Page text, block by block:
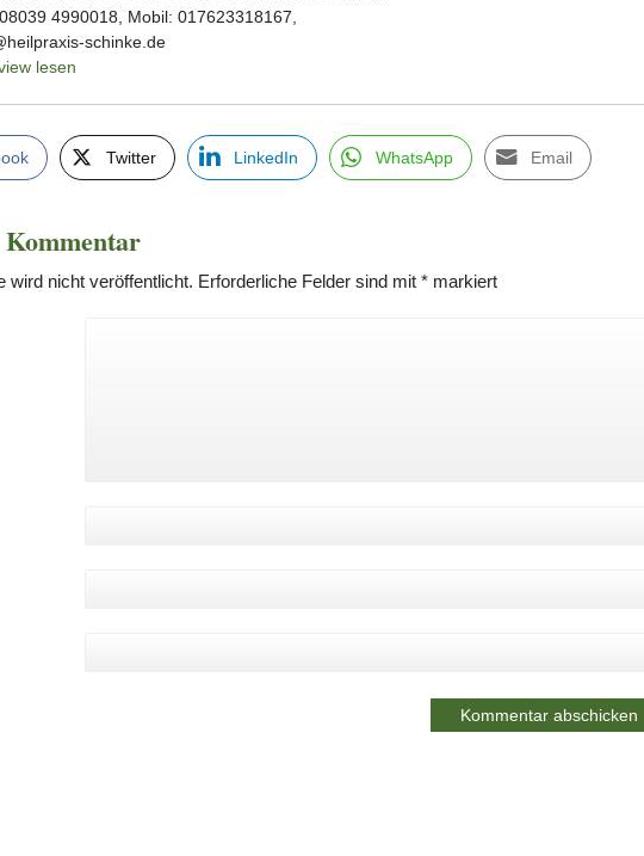
4990018, Mobil: 017623318167,
schinke.de
lesen
Twitter LinkedIn WhatsApp Email
Kommentar
wird nicht veröffentlicht. Erforderliche Felder sind mit * markiert